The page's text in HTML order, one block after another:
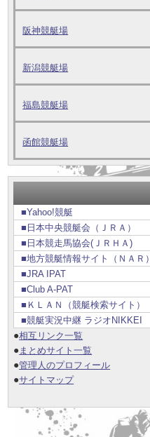
阪神競艇場
新潟競艇場
福島競艇場
函館競艇場
■Yahoo!競艇
■日本中央競艇会（ＪＲＡ）
■日本競走馬協会(ＪＲＨＡ)
■地方競艇情報サイト（ＮＡＲ）
■JRA IPAT
■Club A-PAT
■ＫＬＡＮ（競艇検索サイト）
■競艇実況中継 ラジオNIKKEI
●相互リンク一覧
● まとめサイト一覧
●管理人のプロフィール
●サイトマップ